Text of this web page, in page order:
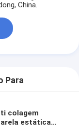
China.
Para
colagem
estática